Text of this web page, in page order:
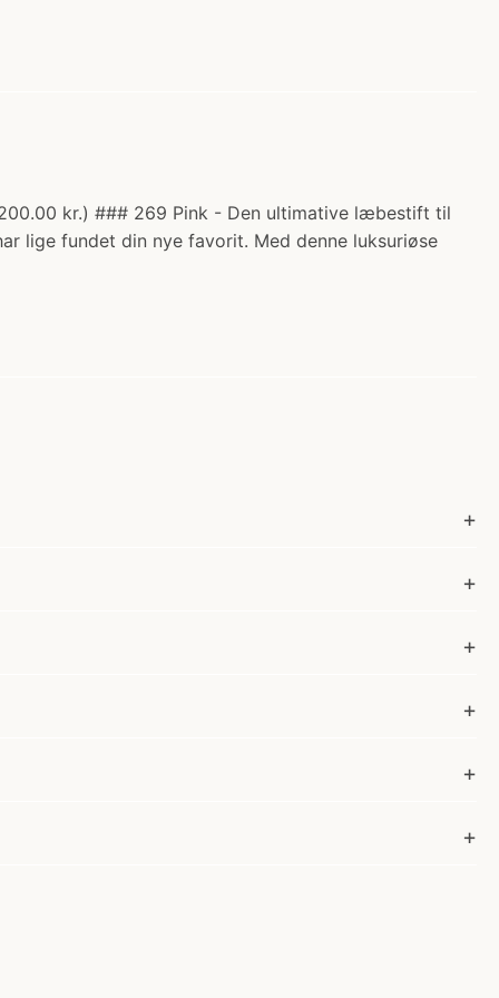
kr.) ### 269 Pink - Den ultimative læbestift til
lige fundet din nye favorit. Med denne luksuriøse